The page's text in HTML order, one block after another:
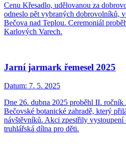
Cenu Křesadlo, udělovanou za
odneslo pět vybraných dobrovolníků,
Bečova nad Teplou. Ceremoniál
Karlových Varech.
Jarní jarmark řemesel 2025
Datum: 7. 5. 2025
Dne 26. dubna 2025 proběhl II. ročník
Bečovské botanické zahradě, který
návštěvníků. Akci zpestřily vystoupení
truhlářská dílna pro děti.